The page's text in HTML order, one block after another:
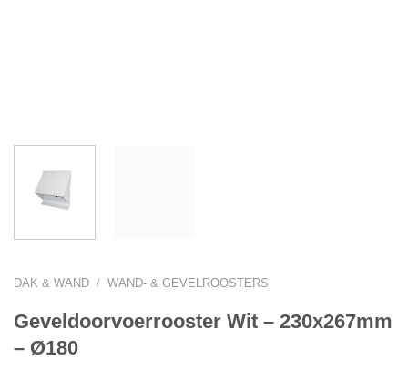
DAK & WAND / WAND- & GEVELROOSTERS
Geveldoorvoerrooster Wit – 230x267mm
– Ø180